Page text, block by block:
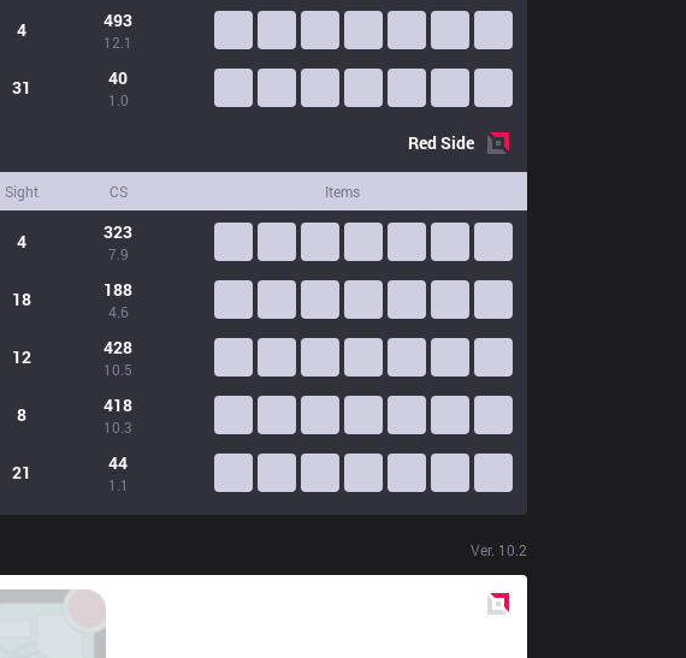
4 493
12.1
31 40
1.0
RedSide
Sight CS Items
4 323
7.9
18 188
4.6
12 428
10.5
8 418
10.3
21 44
1.1
Ver. 10.2